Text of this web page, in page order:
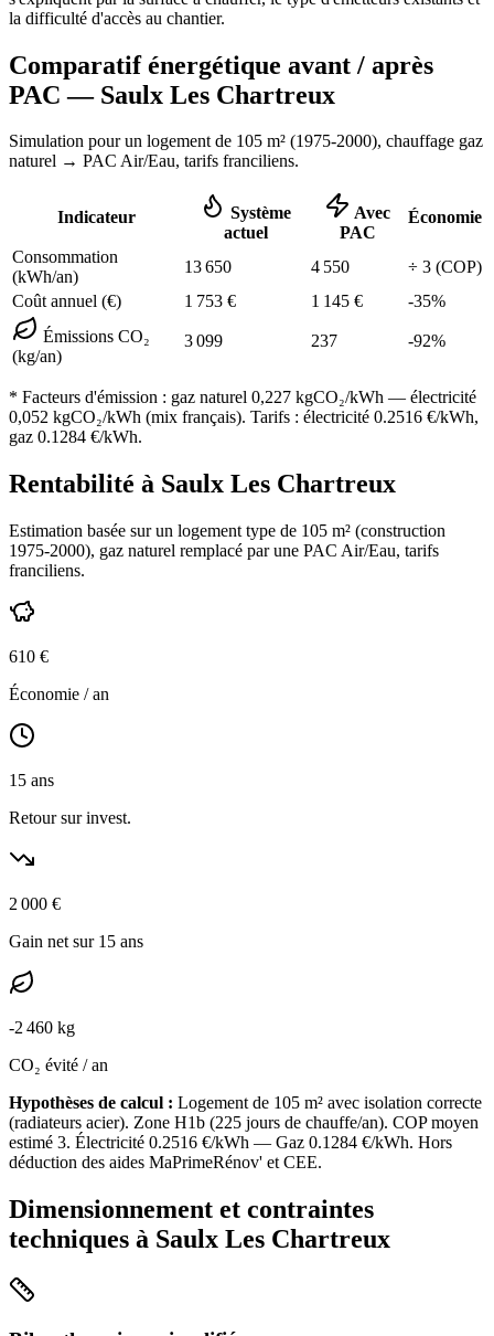
la difficulté d'accès au chantier.
Comparatif énergétique avant / après
PAC — Saulx Les Chartreux
Simulation pour un logement de 105 m² (1975-2000), chauffage gaz
naturel → PAC Air/Eau, tarifs franciliens.
Indicateur
Système
actuel
Avec
PAC
Économie
Consommation
(kWh/an)
13 650 4 550 ÷ 3 (COP)
Coût annuel (€)
1 753 € 1 145 € -35%
Émissions CO₂
(kg/an)
3 099 237 -92%
* Facteurs d'émission : gaz naturel 0,227 kgCO₂/kWh — électricité
0,052 kgCO₂/kWh (mix français). Tarifs : électricité 0.2516 €/kWh,
gaz 0.1284 €/kWh.
Rentabilité à Saulx Les Chartreux
Estimation basée sur un logement type de 105 m² (construction
1975-2000), gaz naturel remplacé par une PAC Air/Eau, tarifs
franciliens.
610 €
Économie / an
15 ans
Retour sur invest.
2 000 €
Gain net sur 15 ans
-2 460 kg
CO₂ évité / an
Hypothèses de calcul : Logement de 105 m² avec isolation correcte
(radiateurs acier). Zone H1b (225 jours de chauffe/an). COP moyen
estimé 3. Électricité 0.2516 €/kWh — Gaz 0.1284 €/kWh. Hors
déduction des aides MaPrimeRénov' et CEE.
Dimensionnement et contraintes
techniques à Saulx Les Chartreux